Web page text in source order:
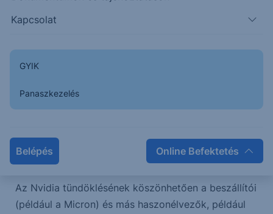
Kapcsolat
GYIK
Panaszkezelés
Belépés Online Befektetés
amire 1900 óta csak 20 alkalommal volt példa a
beszélve nem mehetünk el szó nélkül amellett, hogy
az Nvidia 150%-os emelkedése során a piaci
milliárd dollárral nőtt, így nagy mértékben
hozzájárult az index emelkedéséhez.
Az Nvidia tündöklésének köszönhetően a beszállítói
(például a Micron) és más haszonélvezők, például